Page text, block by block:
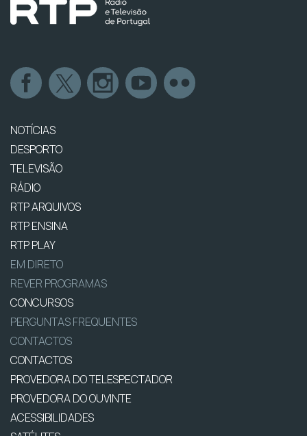
NOTÍCIAS
DESPORTO
TELEVISÃO
RÁDIO
RTP ARQUIVOS
RTP ENSINA
RTP PLAY
EM DIRETO
REVER PROGRAMAS
CONCURSOS
PERGUNTAS FREQUENTES
CONTACTOS
CONTACTOS
PROVEDORA DO TELESPECTADOR
PROVEDORA DO OUVINTE
ACESSIBILIDADES